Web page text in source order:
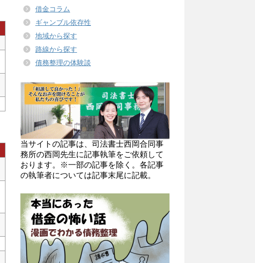
借金コラム
ギャンブル依存性
地域から探す
路線から探す
債務整理の体験談
当サイトの記事は、司法書士西岡合同事
務所の西岡先生に記事執筆をご依頼して
おります。※一部の記事を除く。各記事
の執筆者については記事末尾に記載。